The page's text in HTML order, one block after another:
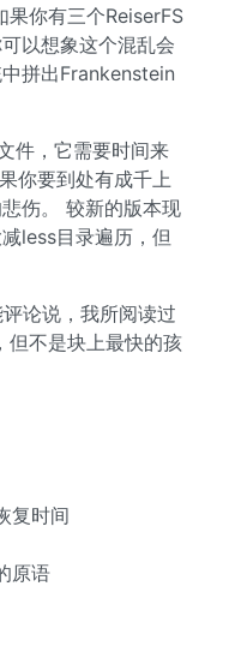
你有三个ReiserFS
以想象这个混乱会
拼出Frankenstein
件，它需要时间来
你要到处有成千上
伤。 较新的版本现
less目录遍历，但
论说，我所阅读过
但不是块上最快的孩
复时间
原语